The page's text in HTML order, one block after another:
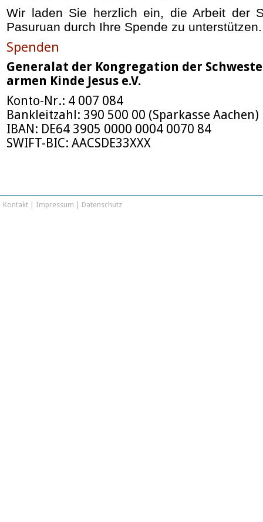
Wir laden Sie herzlich ein, die Arbeit der
Pasuruan durch Ihre Spende zu unterstützen.
Spenden
Generalat der Kongregation der
armen Kinde Jesus e.V.
Konto-Nr.: 4 007 084
Bankleitzahl: 390 500 00 (Sparkasse Aachen)
IBAN: DE64 3905 0000 0004 0070 84
SWIFT-BIC: AACSDE33XXX
Kontakt Impressum Datenschutz